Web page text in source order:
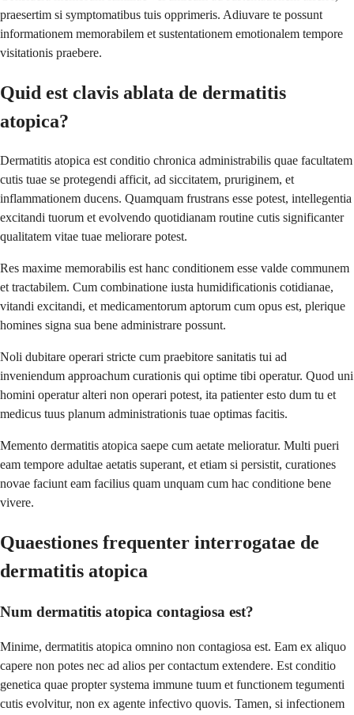
praesertim si symptomatibus tuis opprimeris. Adiuvare te possunt
informationem memorabilem et sustentationem emotionalem tempore
visitationis praebere.
Quid est clavis ablata de dermatitis
atopica?
Dermatitis atopica est conditio chronica administrabilis quae facultatem
cutis tuae se protegendi afficit, ad siccitatem, pruriginem, et
inflammationem ducens. Quamquam frustrans esse potest, intellegentia
excitandi tuorum et evolvendo quotidianam routine cutis significanter
qualitatem vitae tuae meliorare potest.
Res maxime memorabilis est hanc conditionem esse valde communem
et tractabilem. Cum combinatione iusta humidificationis cotidianae,
vitandi excitandi, et medicamentorum aptorum cum opus est, plerique
homines signa sua bene administrare possunt.
Noli dubitare operari stricte cum praebitore sanitatis tui ad
inveniendum approachum curationis qui optime tibi operatur. Quod uni
homini operatur alteri non operari potest, ita patienter esto dum tu et
medicus tuus planum administrationis tuae optimas facitis.
Memento dermatitis atopica saepe cum aetate melioratur. Multi pueri
eam tempore adultae aetatis superant, et etiam si persistit, curationes
novae faciunt eam facilius quam unquam cum hac conditione bene
vivere.
Quaestiones frequenter interrogatae de
dermatitis atopica
Num dermatitis atopica contagiosa est?
Minime, dermatitis atopica omnino non contagiosa est. Eam ex aliquo
capere non potes nec ad alios per contactum extendere. Est conditio
genetica quae propter systema immune tuum et functionem tegumenti
cutis evolvitur, non ex agente infectivo quovis. Tamen, si infectionem